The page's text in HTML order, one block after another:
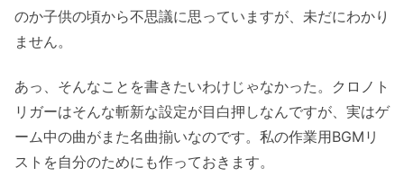
のか子供の頃から不思議に思っていますが、未だにわかり
ません。
あっ、そんなことを書きたいわけじゃなかった。クロノト
リガーはそんな斬新な設定が目白押しなんですが、実はゲ
ーム中の曲がまた名曲揃いなのです。私の作業用BGMリ
ストを自分のためにも作っておきます。